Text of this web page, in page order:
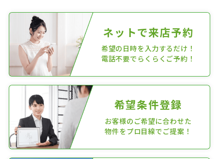
ネットで来店予約
希望の日時を入力するだけ！
電話不要でらくらくご予約！
希望条件登録
お客様のご希望に合わせた
物件をプロ目線でご提案！